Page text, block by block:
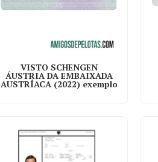
VISTO SCHENGEN
ÁUSTRIA DA EMBAIXADA
AUSTRÍACA (2022) exemplo